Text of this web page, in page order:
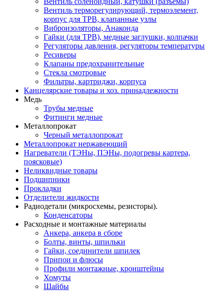
Вентиль терморегулирующий, термоэлемент,
корпус для ТРВ, клапанные узлы
Виброизоляторы, Анаконда
Гайки (для ТРВ), медные заглушки, колпачки
Регуляторы давления, регуляторы температуры
Ресиверы
Клапаны предохранительные
Стекла смотровые
Фильтры, картриджи, корпуса
Канцелярские товары и хоз. принадлежности
Медь
Трубы медные
Фитинги медные
Металлопрокат
Черный металлопрокат
Металлопрокат нержавеющий
Нагреватели (ТЭНы, ПЭНы, подогревы картера,
поясковые)
Неликвидные товары
Подшипники
Прокладки
Отделители жидкости
Радиодетали (микросхемы, резисторы).
Конденсаторы
Расходные и монтажные материалы
Анкера, анкера в сборе
Болты, винты, шпильки
Гайки, соединители шпилек
Припои и флюсы
Профили монтажные, кронштейны
Хомуты
Шайбы